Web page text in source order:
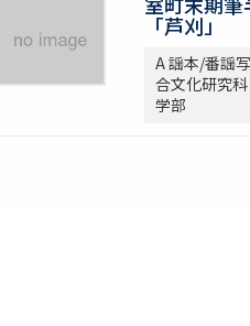
B 注釈、伝書、学書等/太鼓伝書
B 注釈、伝書、学書等/家系図
B 注釈、伝書、学書等/注釈
B 注釈、伝書、学書等/随筆・考証・
B 注釈、伝書、学書等/その他
「芦刈」
A 謡本/番謡
合文化研究
学部